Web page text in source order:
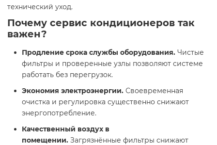
технический уход.
Почему сервис кондиционеров так
важен?
Продление срока службы оборудования. Чистые
фильтры и проверенные узлы позволяют системе
работать без перегрузок.
Экономия электроэнергии. Своевременная
очистка и регулировка существенно снижают
энергопотребление.
Качественный воздух в
помещении. Загрязнённые фильтры снижают